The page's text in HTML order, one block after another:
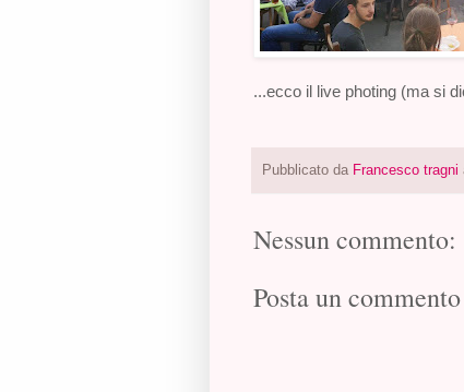
‎...ecco il live photing (ma si
Pubblicato da Francesco tragni
Nessun commento:
Posta un commento